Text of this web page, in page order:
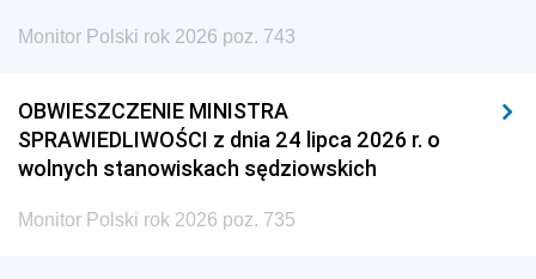
Monitor Polski rok 2026 poz. 743
OBWIESZCZENIE MINISTRA
SPRAWIEDLIWOŚCI z dnia 24 lipca 2026 r. o
wolnych stanowiskach sędziowskich
Monitor Polski rok 2026 poz. 735